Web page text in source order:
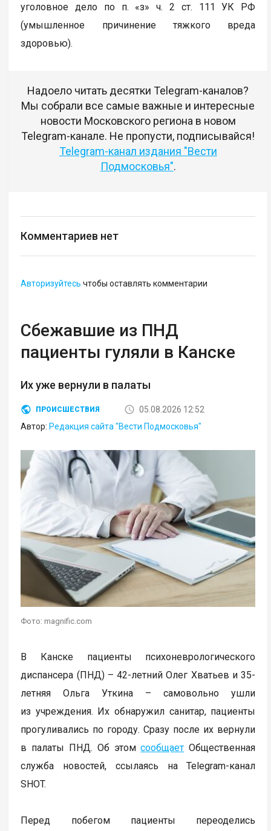
уголовное дело по п. «з» ч. 2 ст. 111 УК РФ
(умышленное причинение тяжкого вреда
здоровью).
Надоело читать десятки Telegram-каналов?
Мы собрали все самые важные и интересные
новости Московского региона в новом
Telegram-канале. Не пропусти, подписывайся!
Telegram-канал издания "Вести
Подмосковья".
Комментариев нет
Авторизуйтесь чтобы оставлять комментарии
Сбежавшие из ПНД
пациенты гуляли в Канске
Их уже вернули в палаты
ПРОИСШЕСТВИЯ
05.08.2026 12:52
Автор: Редакция сайта "Вести Подмосковья"
Фото: magnific.com
В Канске пациенты психоневрологического
диспансера (ПНД) – 42-летний Олег Хватьев и 35-
летняя Ольга Уткина – самовольно ушли
из учреждения. Их обнаружил санитар, пациенты
прогуливались по городу. Сразу после их вернули
в палаты ПНД. Об этомсообщает Общественная
служба новостей, ссылаясь на Telegram-канал
SHOT.
Перед побегом пациенты переоделись